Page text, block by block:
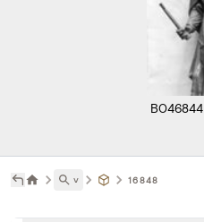
B046844
˅ 16848